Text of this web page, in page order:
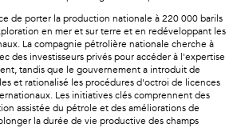
de porter la production nationale à 220 000 barils
en mer et sur terre et en redéveloppant les
La compagnie pétrolière nationale cherche à
des investisseurs privés pour accéder à l'expertise
tandis que le gouvernement a introduit de
et rationalisé les procédures d'octroi de licences
Les initiatives clés comprennent des
assistée du pétrole et des améliorations de
la durée de vie productive des champs